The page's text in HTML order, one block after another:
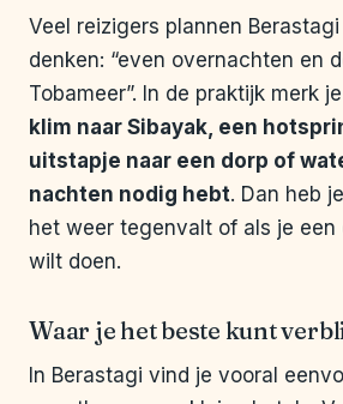
Veel reizigers plannen
denken: “even overnachten en
Tobameer”. In de praktijk merk
klim naar Sibayak, een
uitstapje naar een dorp of
nachten nodig hebt. Dan heb
het weer tegenvalt of als je een
wilt doen.
Waar je het beste kunt
In Berastagi vind je vooral